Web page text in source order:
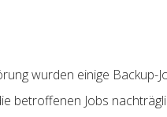
wurden einige Backup-
betroffenen Jobs